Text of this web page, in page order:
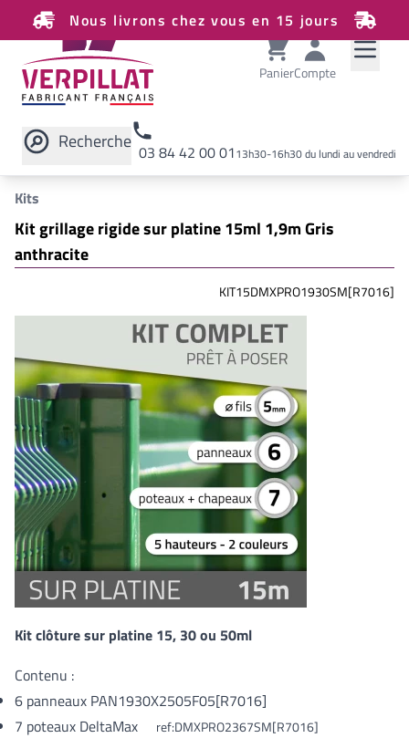
Nous livrons chez vous en 15 jours
PanierCompte
Recherche 03 84 42 00 0113h30-16h30 du lundi au vendredi
Rechercher sur le site
Kits
Kit grillage rigide sur platine 15ml 1,9m Gris
anthracite
KIT15DMXPRO1930SM[R7016]
Kit clôture sur platine 15, 30 ou 50ml
Contenu :
6 panneaux PAN1930X2505F05[R7016]
7 poteaux DeltaMax
ref:DMXPRO2367SM[R7016]